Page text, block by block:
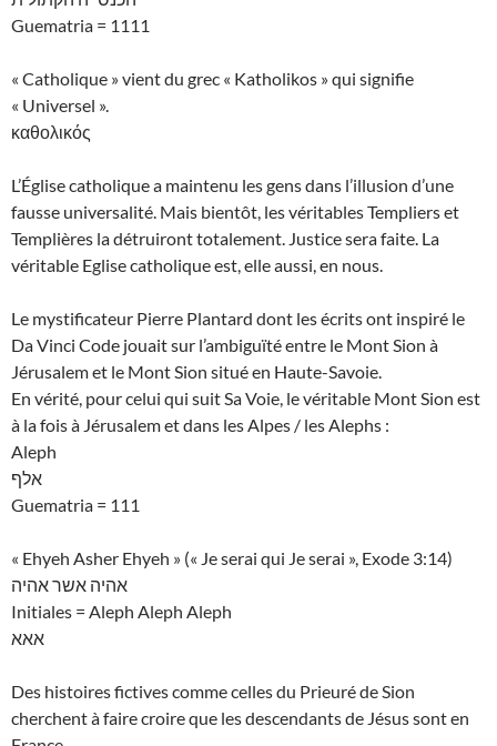
Guematria = 1111
« Catholique » vient du grec « Katholikos » qui signifie
« Universel ».
καθολικός
L’Église catholique a maintenu les gens dans l’illusion d’une
fausse universalité. Mais bientôt, les véritables Templiers et
Templières la détruiront totalement. Justice sera faite. La
véritable Eglise catholique est, elle aussi, en nous.
Le mystificateur Pierre Plantard dont les écrits ont inspiré le
Da Vinci Code jouait sur l’ambiguïté entre le Mont Sion à
Jérusalem et le Mont Sion situé en Haute-Savoie.
En vérité, pour celui qui suit Sa Voie, le véritable Mont Sion est
à la fois à Jérusalem et dans les Alpes / les Alephs :
Aleph
אלף
Guematria = 111
« Ehyeh Asher Ehyeh » (« Je serai qui Je serai », Exode 3:14)
אהיה אשר אהיה
Initiales = Aleph Aleph Aleph
אאא
Des histoires fictives comme celles du Prieuré de Sion
cherchent à faire croire que les descendants de Jésus sont en